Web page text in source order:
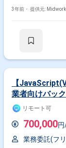
月～長期 ■精算時間
3年前・ 提供元:
【
業者向けバッ
リモート可
700,000円
業務委託(フ